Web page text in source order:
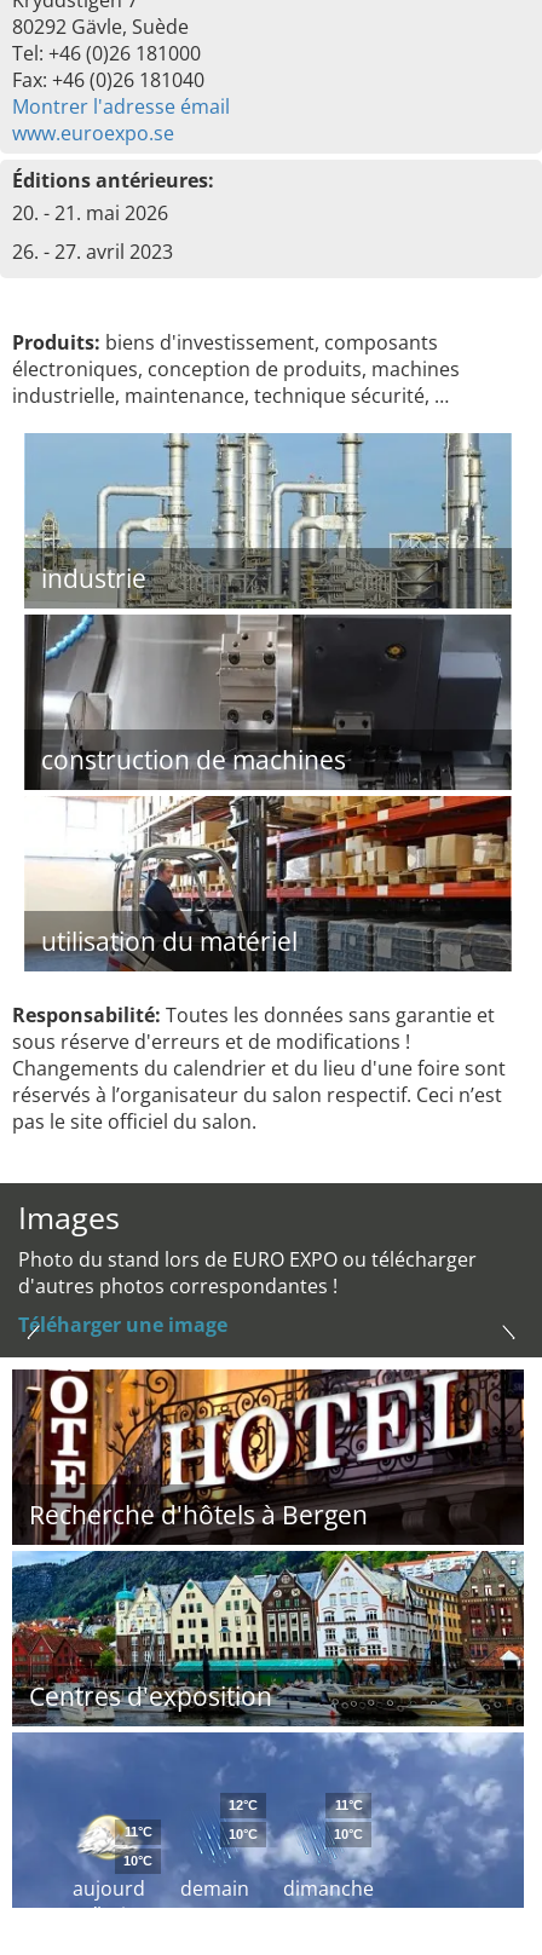
80292 Gävle, Suède
Tel: +46 (0)26 181000
Fax: +46 (0)26 181040
Montrer l'adresse émail
www.euroexpo.se
Éditions antérieures:
20. - 21. mai 2026
26. - 27. avril 2023
Produits: biens d'investissement, composants
électroniques, conception de produits, machines
industrielle, maintenance, technique sécurité, …
industrie
construction de machines
utilisation du matériel
Responsabilité: Toutes les données sans garantie et
sous réserve d'erreurs et de modifications !
Changements du calendrier et du lieu d'une foire sont
réservés à l’organisateur du salon respectif. Ceci n’est
pas le site officiel du salon.
Images
Photo du stand lors de EURO EXPO ou télécharger
d'autres photos correspondantes !
Téléharger une image
Recherche d'hôtels à Bergen
Centres d'exposition
aujourd
´hui
11°C
10°C
demain
12°C
10°C
dimanche
11°C
10°C